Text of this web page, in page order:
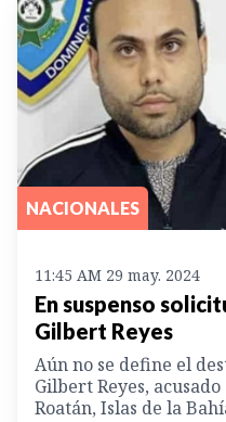
NACIONALES
11:45 AM 29 may. 2024
En suspenso
Gilbert Reyes
Aún no se define el
Gilbert Reyes,
Roatán, Islas de la